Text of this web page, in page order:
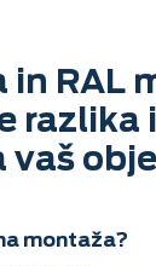
in RAL
razlika
vaš
montaža?